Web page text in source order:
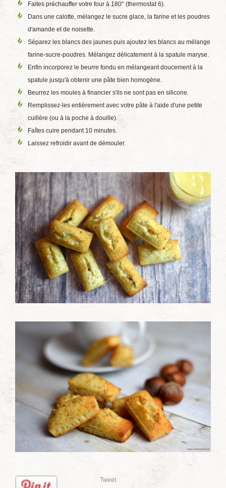
Faites préchauffer votre four à 180° (thermostat 6).
Dans une calotte, mélangez le sucre glace, la farine et les poudres
d'amande et de noisette.
Séparez les blancs des jaunes puis ajoutez les blancs au mélange
farine-sucre-poudres. Mélangez délicatement à la spatule maryse.
Enfin incorporez le beurre fondu en mélangeant doucement à la
spatule jusqu'à obtenir une pâte bien homogène.
Beurrez les moules à financier s'ils ne sont pas en silicone.
Remplissez-les entièrement avec votre pâte à l'aide d'une petite
cuillère (ou à la poche à douille).
Faîtes cuire pendant 10 minutes.
Laissez refroidir avant de démouler.
Tweet